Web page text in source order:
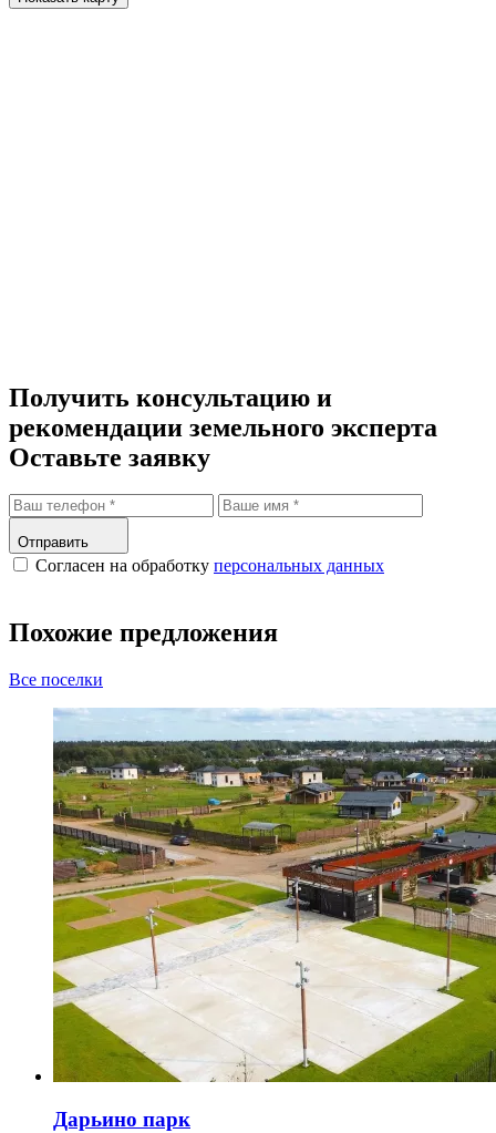
Получить консультацию и
рекомендации земельного эксперта
Оставьте заявку
Отправить
Согласен на обработку персональных данных
Похожие предложения
Все поселки
Дарьино парк